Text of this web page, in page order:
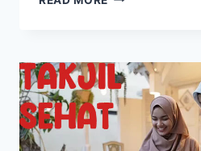
YANG
WAJIB
KAMU
KETAHUI
SEKARANG!